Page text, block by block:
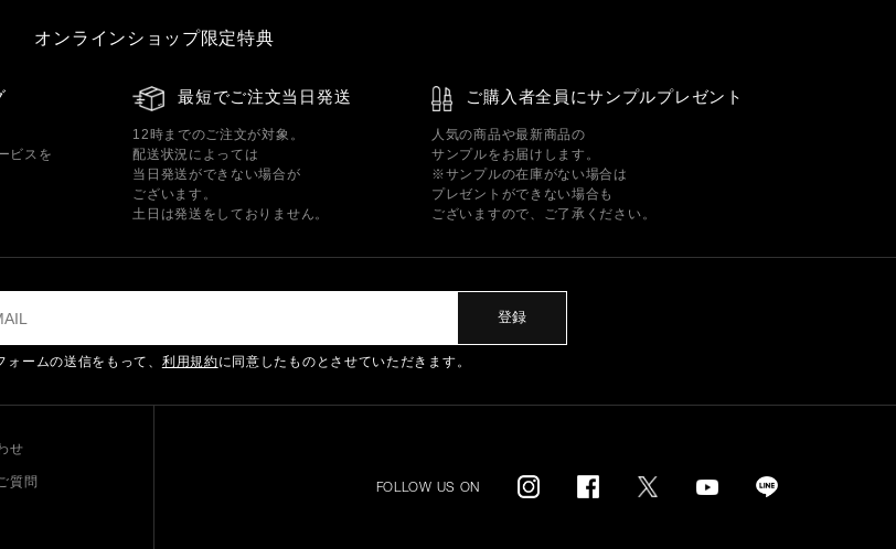
オンラインショップ限定特典
ビスを
最短でご注文当日発送
12時までのご注文が対象。
配送状況によっては
当日発送ができない場合が
ございます。
土日は発送をしておりません。
ご購入者全員にサンプルプレゼント
人気の商品や最新商品の
サンプルをお届けします。
※サンプルの在庫がない場合は
プレゼントができない場合も
ございますので、ご了承ください。
登録
ォームの送信をもって、 利用規約に同意したものとさせていただきます。
せ
質問 FOLLOW US ON